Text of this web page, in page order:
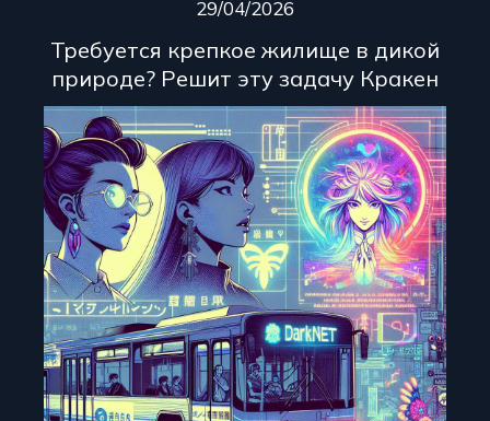
29/04/2026
Требуется крепкое жилище в дикой
природе? Решит эту задачу Кракен